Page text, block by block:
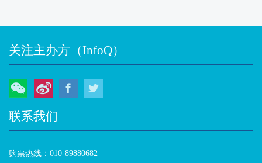
关注主办方（InfoQ）
微信 微博 Facebook
联系我们
购票热线：010-89880682